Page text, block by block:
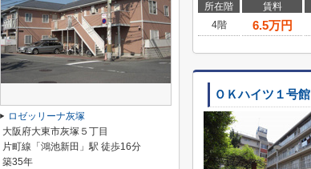
所在階 賃料
4階
6.5万円
ＯＫハイツ１号館
ロゼッリーナ灰塚
大阪府大東市灰塚５丁目
片町線「鴻池新田」駅 徒歩16分
築35年